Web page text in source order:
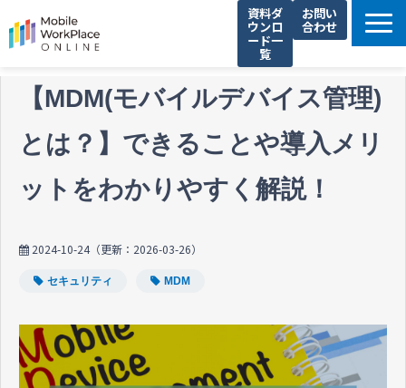
資料ダ
ウンロ
ード一
覧
お問い
合わせ
製品サービス一覧
解決できる課題
コネクシオの強み
導入事例
セミナー・イベント情報
運営会社
【MDM(モバイルデバイス管理)
とは？】できることや導入メリ
ットをわかりやすく解説！
2024-10-24（更新： 2026-03-26）
セキュリティ MDM